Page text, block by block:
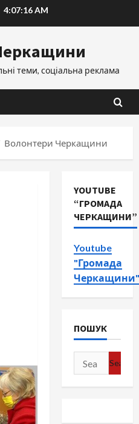
4:07:16 AM
теми, соціальна реклама
Волонтери Черкащини
YOUTUBE
“ГРОМАДА
ЧЕРКАЩИНИ”
Youtube
"Громада
Черкащини"
ПОШУК
Search
for: